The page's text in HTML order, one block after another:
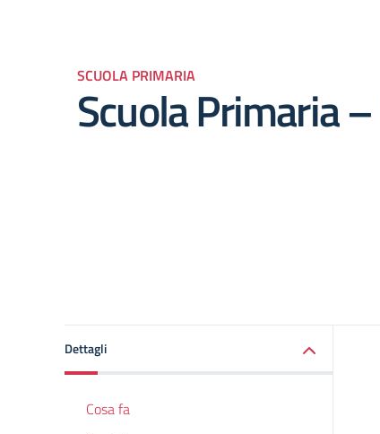
SCUOLA PRIMARIA
Scuola Primaria
Dettagli
Cosa fa